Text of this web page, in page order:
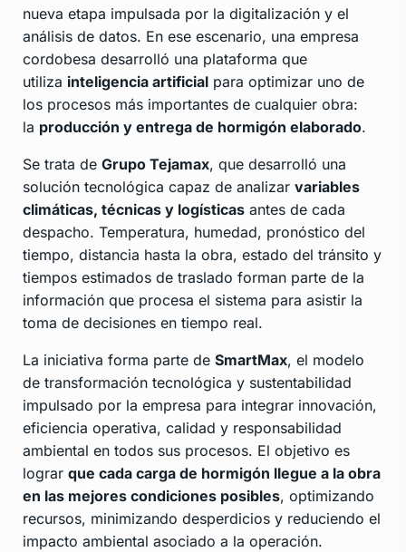
nueva etapa impulsada por la digitalización y el
análisis de datos. En ese escenario, una empresa
cordobesa desarrolló una plataforma que
utiliza inteligencia artificial para optimizar uno de
los procesos más importantes de cualquier obra:
la producción y entrega de hormigón elaborado.
Se trata de Grupo Tejamax, que desarrolló una
solución tecnológica capaz de analizar variables
climáticas, técnicas y logísticas antes de cada
despacho. Temperatura, humedad, pronóstico del
tiempo, distancia hasta la obra, estado del tránsito y
tiempos estimados de traslado forman parte de la
información que procesa el sistema para asistir la
toma de decisiones en tiempo real.
La iniciativa forma parte de SmartMax, el modelo
de transformación tecnológica y sustentabilidad
impulsado por la empresa para integrar innovación,
eficiencia operativa, calidad y responsabilidad
ambiental en todos sus procesos. El objetivo es
lograr que cada carga de hormigón llegue a la obra
en las mejores condiciones posibles, optimizando
recursos, minimizando desperdicios y reduciendo el
impacto ambiental asociado a la operación.